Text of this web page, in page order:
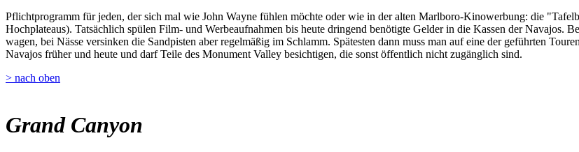
Pflichtprogramm für jeden, der sich mal wie John Wayne fühlen möchte oder wie in der alten Marlboro-Kinowerbung: die
Hochplateaus). Tatsächlich spülen Film- und Werbeaufnahmen bis heute dringend benötigte Gelder in die Kassen der Navajos.
wagen, bei Nässe versinken die Sandpisten aber regelmäßig im Schlamm. Spätesten dann muss man auf eine der geführten
Navajos früher und heute und darf Teile des Monument Valley besichtigen, die sonst öffentlich nicht zugänglich sind.
> nach oben
Grand Canyon